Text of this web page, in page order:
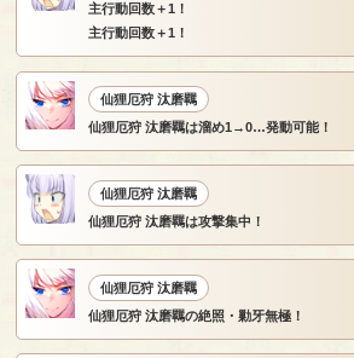
主行動回数＋1！
主行動回数＋1！
仙狸厄狩 汰磨羈
仙狸厄狩 汰磨羈は溜め1→0…発動可能！
仙狸厄狩 汰磨羈
仙狸厄狩 汰磨羈は攻撃集中！
仙狸厄狩 汰磨羈
仙狸厄狩 汰磨羈の絶照・勦牙無極！